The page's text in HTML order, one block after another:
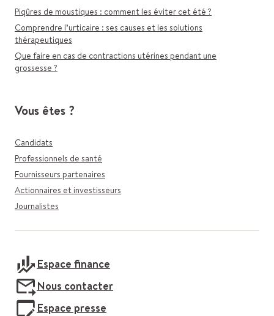
Piqûres de moustiques : comment les éviter cet été ?
Comprendre l’urticaire : ses causes et les solutions
thérapeutiques
Que faire en cas de contractions utérines pendant une
grossesse ?
Vous êtes ?
Candidats
Professionnels de santé
Fournisseurs partenaires
Actionnaires et investisseurs
Journalistes
Espace finance
Nous contacter
Espace presse